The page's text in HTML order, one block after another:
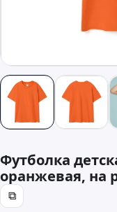
Футболка
оранжевая, на
⧉